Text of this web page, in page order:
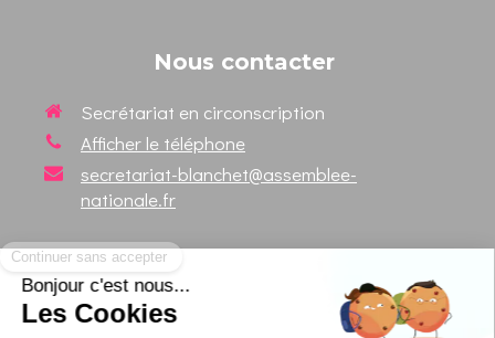
Nous contacter
Secrétariat en circonscription
Afficher le téléphone
secretariat-blanchet@assemblee-
nationale.fr
Suivez votre Député sur les
réseaux sociaux